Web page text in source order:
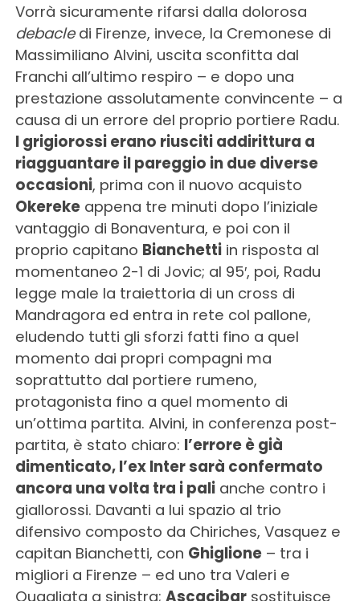
Vorrà sicuramente rifarsi dalla dolorosa
debacledi Firenze, invece, la Cremonese di
Massimiliano Alvini, uscita sconfitta dal
Franchi all’ultimo respiro – e dopo una
prestazione assolutamente convincente – a
causa di un errore del proprio portiere Radu.
I grigiorossi erano riusciti addirittura a
riagguantare il pareggio in due diverse
occasioni, prima con il nuovo acquisto
Okerekeappena tre minuti dopo l’iniziale
vantaggio di Bonaventura, e poi con il
proprio capitano Bianchettiin risposta al
momentaneo 2-1 di Jovic; al 95′, poi, Radu
legge male la traiettoria di un cross di
Mandragora ed entra in rete col pallone,
eludendo tutti gli sforzi fatti fino a quel
momento dai propri compagni ma
soprattutto dal portiere rumeno,
protagonista fino a quel momento di
un’ottima partita. Alvini, in conferenza post-
partita, è stato chiaro: l’errore è già
dimenticato, l’ex Inter sarà confermato
ancora una volta tra i palianche contro i
giallorossi. Davanti a lui spazio al trio
difensivo composto da Chiriches, Vasquez e
capitan Bianchetti, con Ghiglione– tra i
migliori a Firenze – ed uno tra Valeri e
Quagliata a sinistra; Ascacibarsostituisce